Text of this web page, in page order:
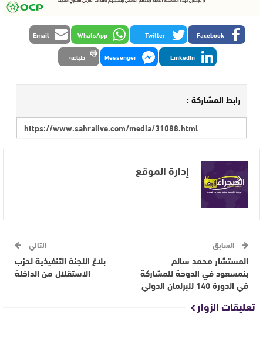
Facebook
Twitter
WhatsApp
Email
LinkedIn
Messenger طباعة
رابط المشاركة :
إدارة الموقع
السابق
المستشار محمد سالم
بنمسعود في الدوحة للمشاركة
في الدورة 140 للبرلمان الدولي
التالي
بلاغ اللجنة التنفيذية لحزب
الاستقلال من الداخلة
تعليقات الزوار